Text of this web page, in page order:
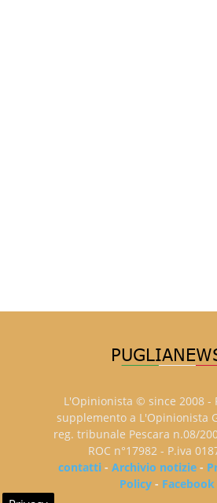
L'Opinionista © since 2008 -
supplemento a L'Opinionista
reg. tribunale Pescara n.08/
ROC n°17982 - P.iva
contatti- Archivio notizie-
Policy - Facebook